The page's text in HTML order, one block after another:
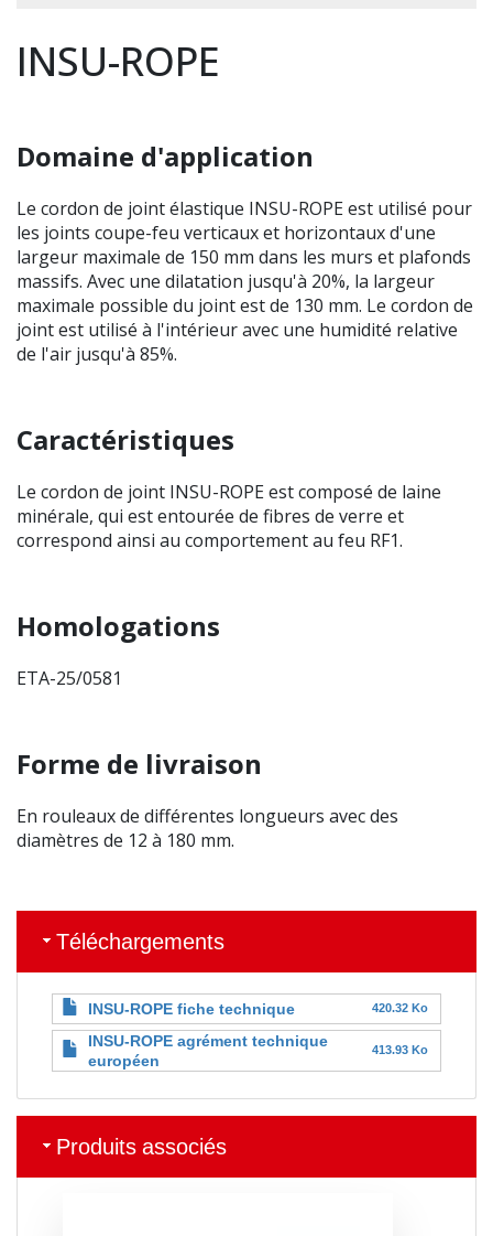
INSU-ROPE
Domaine d'application
Le cordon de joint élastique INSU-ROPE est utilisé pour
les joints coupe-feu verticaux et horizontaux d'une
largeur maximale de 150 mm dans les murs et plafonds
massifs. Avec une dilatation jusqu'à 20%, la largeur
maximale possible du joint est de 130 mm. Le cordon de
joint est utilisé à l'intérieur avec une humidité relative
de l'air jusqu'à 85%.
Caractéristiques
Le cordon de joint INSU-ROPE est composé de laine
minérale, qui est entourée de fibres de verre et
correspond ainsi au comportement au feu RF1.
Homologations
ETA-25/0581
Forme de livraison
En rouleaux de différentes longueurs avec des
diamètres de 12 à 180 mm.
Téléchargements
INSU-ROPE fiche technique 420.32 Ko
INSU-ROPE agrément technique
européen
413.93 Ko
Produits associés